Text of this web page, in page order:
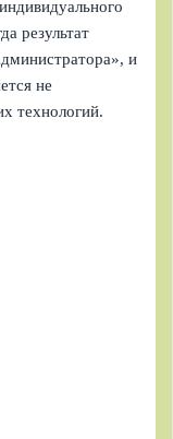
результат
и
не
технологий.